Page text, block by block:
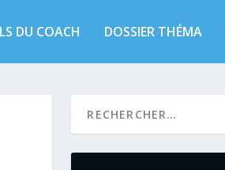
DU COACH DOSSIER THÉMA